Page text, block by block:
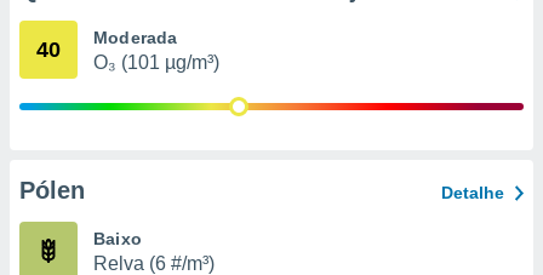
qual se
tal,
na
40 Moderada
O₃ (101 µg/m³)
Pólen Detalhe
Baixo
Relva (6 #/m³)